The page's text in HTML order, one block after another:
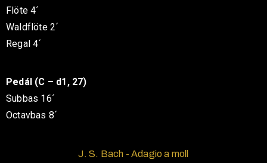
Flöte 4´
Waldflöte 2´
Regal 4´
Pedál (C – d1, 27)
Subbas 16´
Octavbas 8´
J. S. Bach - Adagio a moll